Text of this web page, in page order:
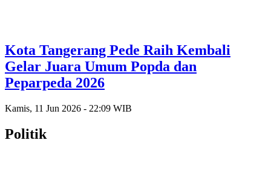
Kota Tangerang Pede Raih Kembali
Gelar Juara Umum Popda dan
Peparpeda 2026
Kamis, 11 Jun 2026 - 22:09 WIB
Politik